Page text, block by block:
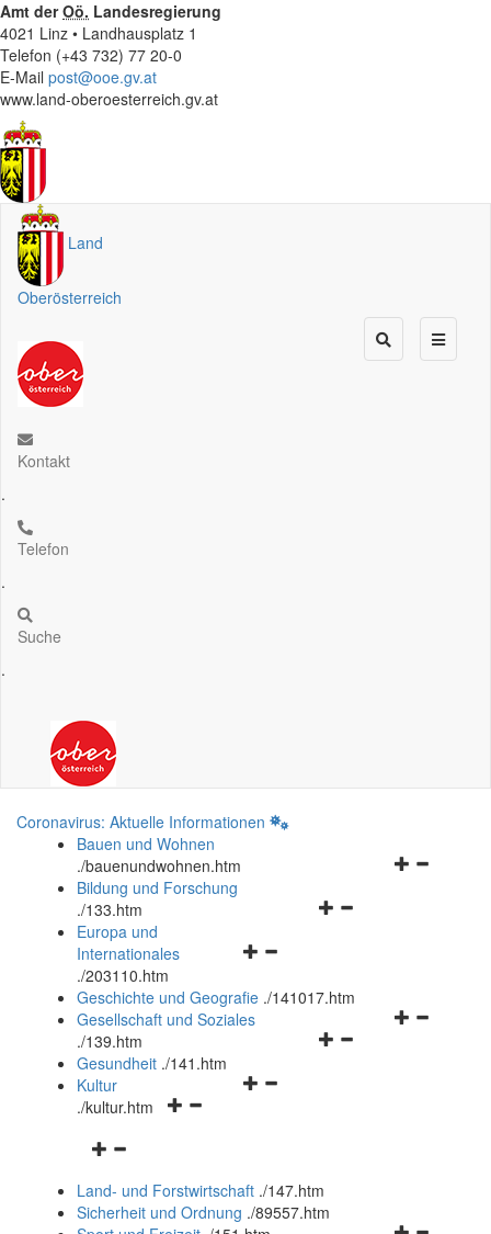
Amt derOö. Landesregierung
4021 Linz • Landhausplatz 1
Telefon (+43 732) 77 20-0
E-Mail post@ooe.gv.at
www.land-oberoesterreich.gv.at
Land
Oberösterreich
Kontakt
.
Telefon
.
Suche
.
Coronavirus: Aktuelle Informationen
Bauen und Wohnen
./bauenundwohnen.htm
Navigationsmenü
Bildung und Forschung
./133.htm
Navigationsmenü
und
schließen
Europa und
Internationales
./203110.htm
Geschichte und Geografie ./141017.htm
Navigationsmenü
Gesellschaft und Soziales
./139.htm
Navigationsmenü
Gesundheit ./141.htm
Navigationsmenü
Kultur
./kultur.htm
Navigationsmenü
und
schließen
Land- und Forstwirtschaft ./147.htm
Sicherheit und Ordnung ./89557.htm